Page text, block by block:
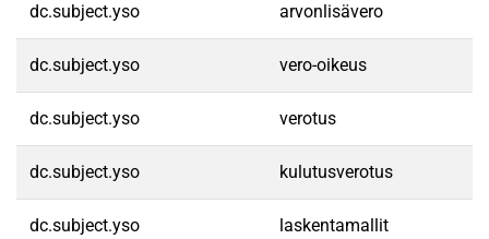
dc.subject.yso arvonlisävero
dc.subject.yso vero-oikeus
dc.subject.yso verotus
dc.subject.yso kulutusverotus
dc.subject.yso laskentamallit